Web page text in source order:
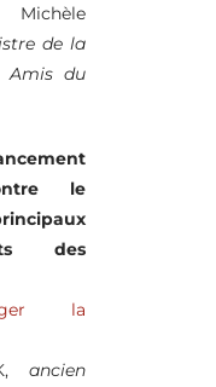
de la
Amis du
le
des
la
ancien